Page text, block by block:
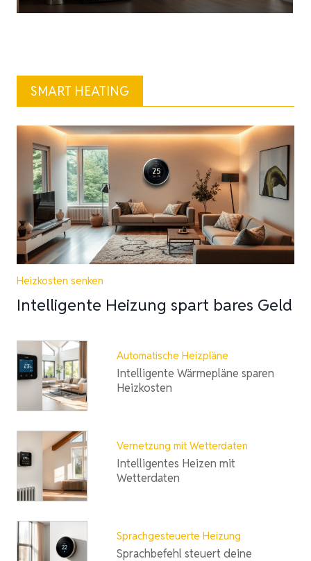
SMART HEATING
Heizkosten senken
Intelligente Heizung spart bares Geld
Automatische Heizpläne
Intelligente Wärmepläne sparen
Heizkosten
Vernetzung mit Wetterdaten
Intelligentes Heizen mit
Wetterdaten
Sprachgesteuerte Heizung
Sprachbefehl steuert deine